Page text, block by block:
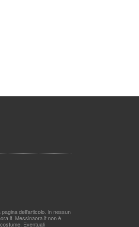
dell'articolo. In nessun
. Messinaora.it non è
Eventuali